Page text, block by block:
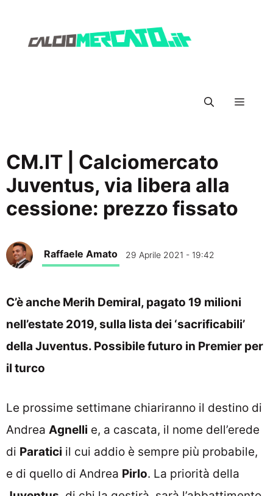
Menu
CM.IT | Calciomercato
Juventus, via libera alla
cessione: prezzo fissato
Raffaele Amato 29 Aprile 2021 - 19:42
C’è anche Merih Demiral, pagato 19 milioni
nell’estate 2019, sulla lista dei ‘sacrificabili’
della Juventus. Possibile futuro in Premier per
il turco
Le prossime settimane chiariranno il destino di
Andrea Agnelli e, a cascata, il nome dell’erede
di Paratici il cui addio è sempre più probabile,
e di quello di Andrea Pirlo. La priorità della